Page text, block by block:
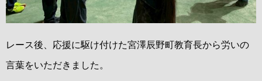
レース後、応援に駆け付けた宮澤辰野町教育長から労いの
言葉をいただきました。